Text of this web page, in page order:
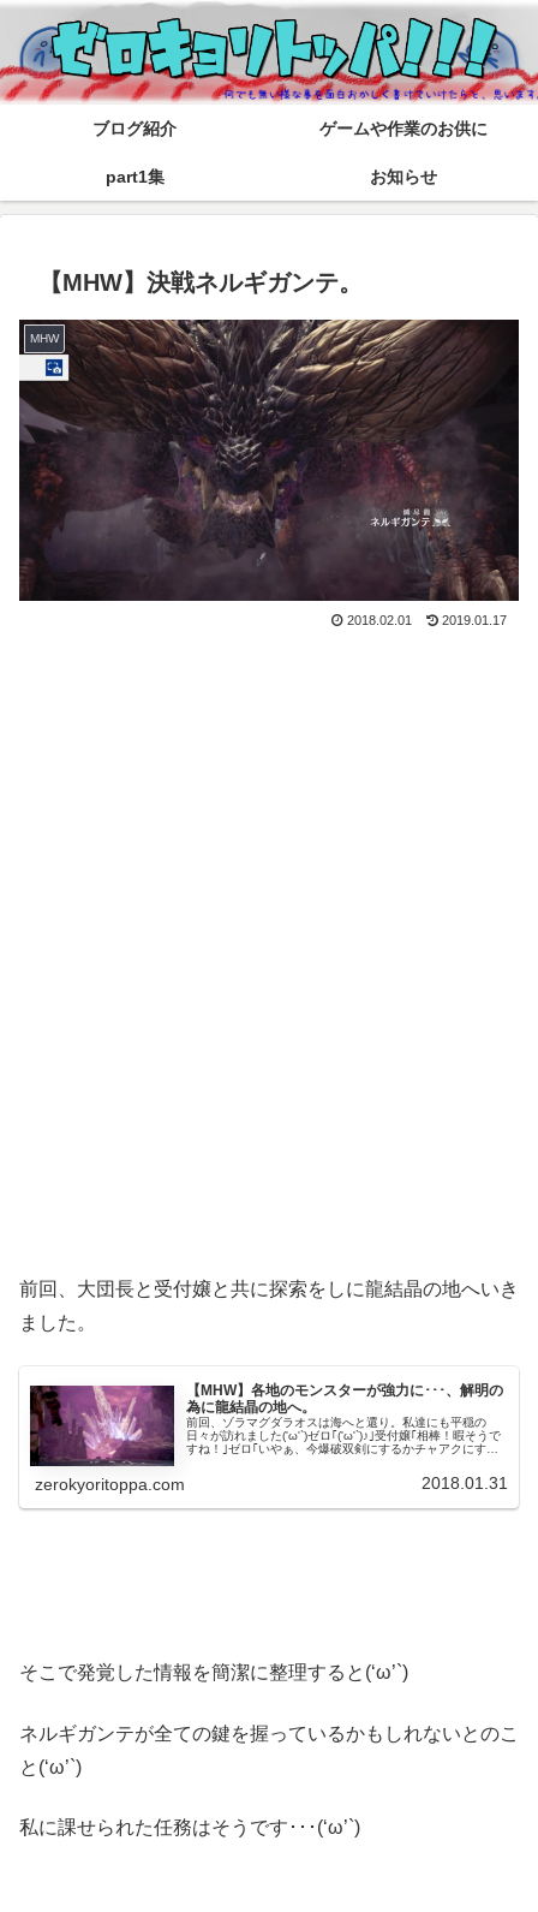
ブログ紹介 ゲームや作業のお供に
part1集 お知らせ
【MHW】決戦ネルギガンテ。
MHW
2018.02.01 2019.01.17
前回、大団長と受付嬢と共に探索をしに龍結晶の地へいき
ました。
【MHW】各地のモンスターが強力に･･･、解明の
為に龍結晶の地へ。
前回、ゾラマグダラオスは海へと還り。私達にも平穏の
日々が訪れました('ω'`)ゼロ｢('ω'`)♪｣受付嬢｢相棒！暇そうで
すね！｣ゼロ｢いやぁ、今爆破双剣にするかチャアクにする
zerokyoritoppa.com 2018.01.31
そこで発覚した情報を簡潔に整理すると(‘ω’`)
ネルギガンテが全ての鍵を握っているかもしれないとのこ
と(‘ω’`)
私に課せられた任務はそうです･･･(‘ω’`)